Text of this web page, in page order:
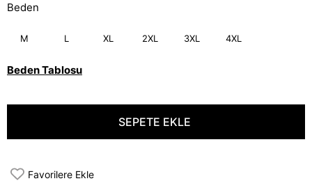
Beden
M L XL 2XL 3XL 4XL
Beden Tablosu
Favorilere Ekle